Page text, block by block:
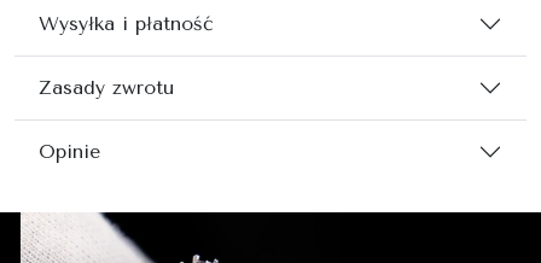
Wysyłka i płatność
Zasady zwrotu
Opinie